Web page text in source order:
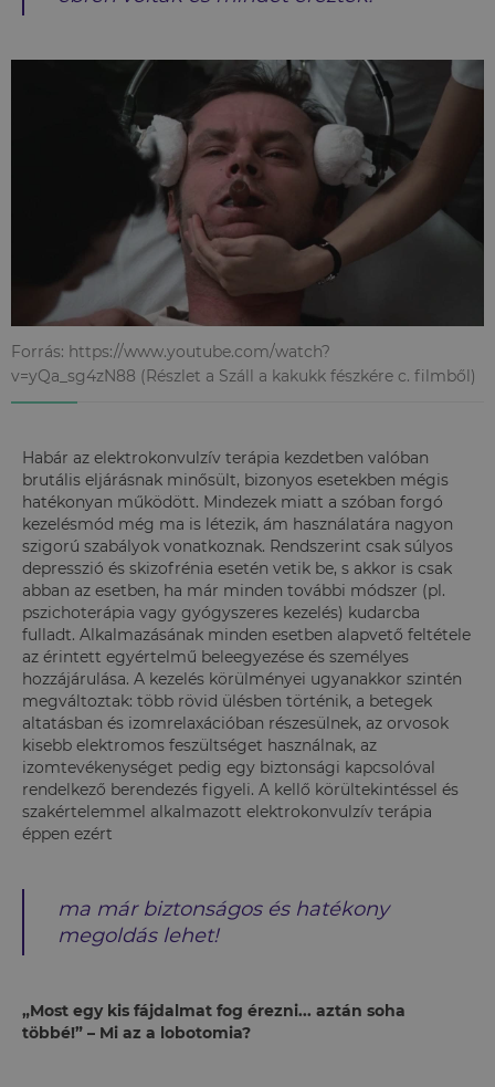
Forrás: https://www.youtube.com/watch?
v=yQa_sg4zN88 (Részlet a Száll a kakukk fészkére c. filmből)
Habár az elektrokonvulzív terápia kezdetben valóban
brutális eljárásnak minősült, bizonyos esetekben mégis
hatékonyan működött. Mindezek miatt a szóban forgó
kezelésmód még ma is létezik, ám használatára nagyon
szigorú szabályok vonatkoznak. Rendszerint csak súlyos
depresszió és skizofrénia esetén vetik be, s akkor is csak
abban az esetben, ha már minden további módszer (pl.
pszichoterápia vagy gyógyszeres kezelés) kudarcba
fulladt. Alkalmazásának minden esetben alapvető feltétele
az érintett egyértelmű beleegyezése és személyes
hozzájárulása. A kezelés körülményei ugyanakkor szintén
megváltoztak: több rövid ülésben történik, a betegek
altatásban és izomrelaxációban részesülnek, az orvosok
kisebb elektromos feszültséget használnak, az
izomtevékenységet pedig egy biztonsági kapcsolóval
rendelkező berendezés figyeli. A kellő körültekintéssel és
szakértelemmel alkalmazott elektrokonvulzív terápia
éppen ezért
ma már biztonságos és hatékony
megoldás lehet!
„Most egy kis fájdalmat fog érezni... aztán soha
többé!” – Mi az a lobotomia?